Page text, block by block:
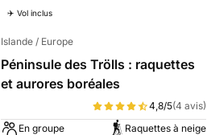
✈️ Vol inclus
Islande / Europe
Péninsule des Trölls : raquettes
et aurores boréales
4,8/5(4 avis)
En groupe
Raquettes à neige